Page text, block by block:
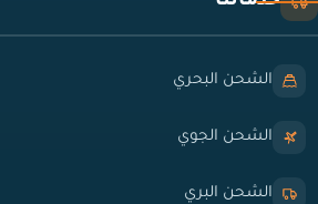
الشحن البحري
الشحن الجوي
الشحن البري